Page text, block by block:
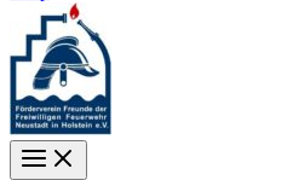
Main
Menu